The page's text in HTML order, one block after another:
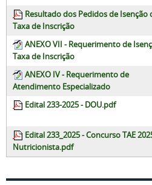
Resultado dos Pedidos de Isenção
Taxa de Inscrição
ANEXO VII - Requerimento de
Taxa de Inscrição
ANEXO IV - Requerimento de
Atendimento Especializado
Edital 233-2025 - DOU.pdf
Edital 233_2025 - Concurso TAE
Nutricionista.pdf